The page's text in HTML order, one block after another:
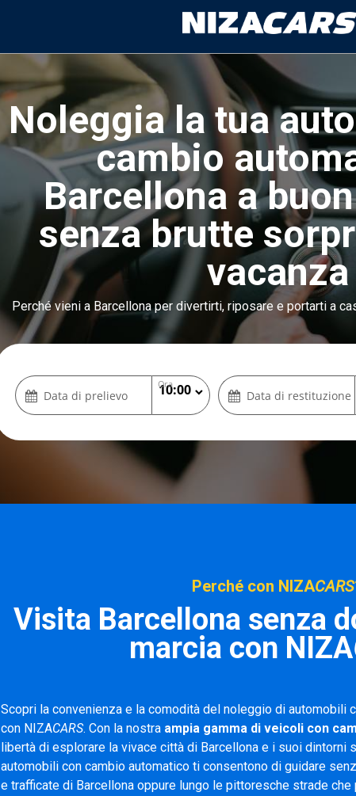
Noleggia la tua
cambio
Barcellona a
senza brutte
vacanza
Perché vieni a Barcellona per divertirti, riposare e portarti a
Data di prelievo
Ora
Data di restituzione
Perché con NIZACARS
Visita Barcellona senza
marcia con NIZA
Scopri la convenienza e la comodità del noleggio di automobili
con NIZACARS. Con la nostra ampia gamma di veicoli con
libertà di esplorare la vivace città di Barcellona e i suoi dintorni
automobili con cambio automatico ti consentono di guidare
e trafficate di Barcellona oppure lungo le pittoresche strade